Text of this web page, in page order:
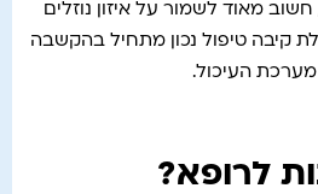
מאוד לשמור על איזון נוזלים
קיבה טיפול נכון מתחיל בהקשבה
העיכול.
לרופא?